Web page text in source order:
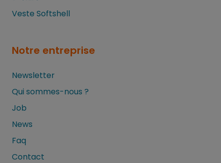
Veste Softshell
Notre entreprise
Newsletter
Qui sommes-nous ?
Job
News
Faq
Contact